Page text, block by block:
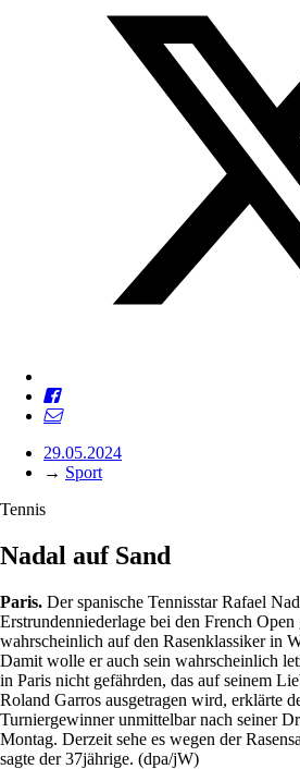
29.05.2024
→ Sport
Tennis
Nadal auf Sand
Paris. Der spanische Tennisstar Rafael
Erstrundenniederlage bei den French
wahrscheinlich auf den Rasenklassiker in
Damit wolle er auch sein wahrscheinlich
in Paris nicht gefährden, das auf seinem
Roland Garros ausgetragen wird, erklärte
Turniergewinner unmittelbar nach seiner
Montag. Derzeit sehe es wegen der
sagte der 37jährige. (dpa/jW)